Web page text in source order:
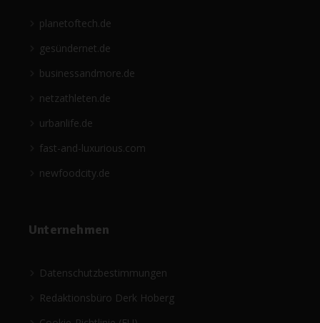
planetoftech.de
gesündernet.de
businessandmore.de
netzathleten.de
urbanlife.de
fast-and-luxurious.com
newfoodcity.de
Unternehmen
Datenschutzbestimmungen
Redaktionsbüro Derk Hoberg